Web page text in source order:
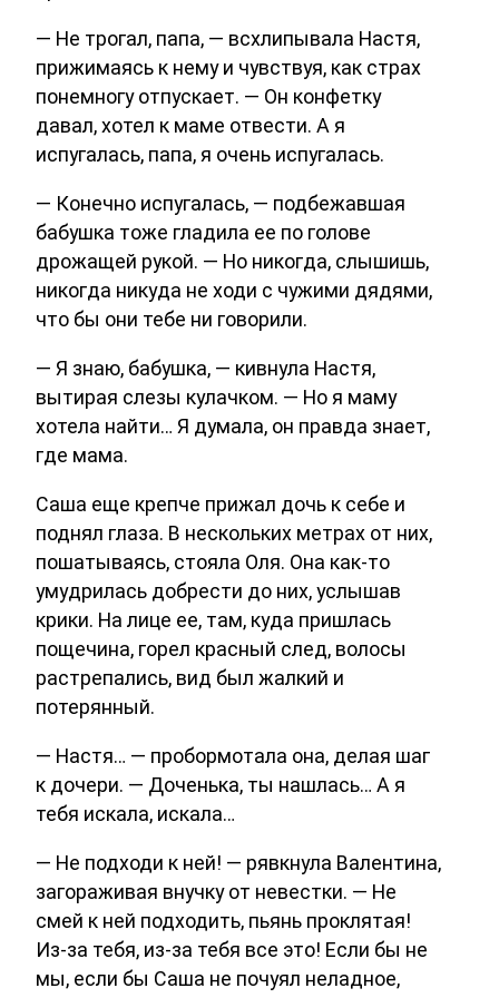
— Не трогал, папа, — всхлипывала Настя,
прижимаясь к нему и чувствуя, как страх
понемногу отпускает. — Он конфетку
давал, хотел к маме отвести. А я
испугалась, папа, я очень испугалась.
— Конечно испугалась, — подбежавшая
бабушка тоже гладила ее по голове
дрожащей рукой. — Но никогда, слышишь,
никогда никуда не ходи с чужими дядями,
что бы они тебе ни говорили.
— Я знаю, бабушка, — кивнула Настя,
вытирая слезы кулачком. — Но я маму
хотела найти… Я думала, он правда знает,
где мама.
Саша еще крепче прижал дочь к себе и
поднял глаза. В нескольких метрах от них,
пошатываясь, стояла Оля. Она как-то
умудрилась добрести до них, услышав
крики. На лице ее, там, куда пришлась
пощечина, горел красный след, волосы
растрепались, вид был жалкий и
потерянный.
— Настя… — пробормотала она, делая шаг
к дочери. — Доченька, ты нашлась… А я
тебя искала, искала…
— Не подходи к ней! — рявкнула Валентина,
загораживая внучку от невестки. — Не
смей к ней подходить, пьянь проклятая!
Из-за тебя, из-за тебя все это! Если бы не
мы, если бы Саша не почуял неладное,